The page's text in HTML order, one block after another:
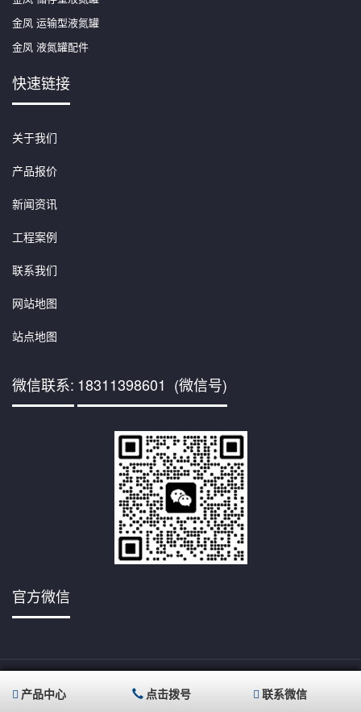
金凤 运输型液氮罐
金凤 液氮罐配件
快速链接
关于我们
产品报价
新闻资讯
工程案例
联系我们
网站地图
站点地图
微信联系: 18311398601 (微信号)
官方微信
Copyright © 2001,www.mvecryo.com/,All rights reserved京ICP备
17012785号-7北京德世科技有限公司 版权所有
产品中心 点击拨号 联系微信